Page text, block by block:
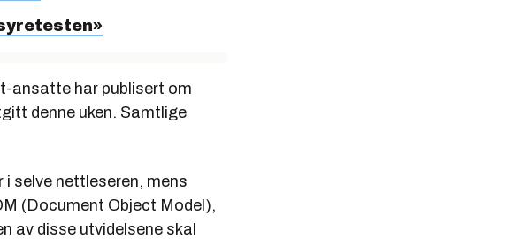
ansatte har publisert om
denne uken. Samtlige
i selve nettleseren, mens
(Document Object Model),
av disse utvidelsene skal